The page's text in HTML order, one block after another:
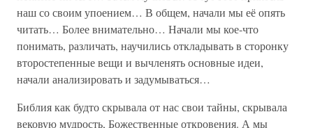
наш со своим упоением… В общем, начали мы её опять
читать… Более внимательно… Начали мы кое-что
понимать, различать, научились откладывать в сторонку
второстепенные вещи и вычленять основные идеи,
начали анализировать и задумываться…
Библия как будто скрывала от нас свои тайны, скрывала
вековую мудрость, Божественные откровения. А мы